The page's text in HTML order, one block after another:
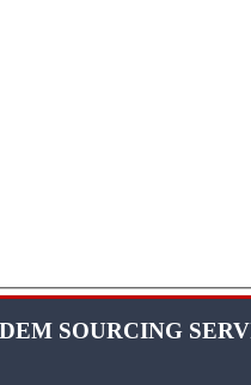
SOURCING